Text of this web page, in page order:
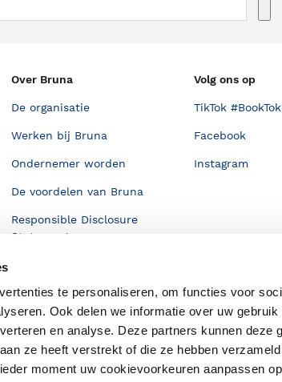
te personaliseren, om functies voor
Ook delen we informatie over uw
en analyse. Deze partners kunnen deze
ze heeft verstrekt of die ze hebben
moment uw cookievoorkeuren aanpassen op
Over Bruna
De organisatie
Werken bij Bruna
Ondernemer worden
De voordelen van Bruna
Responsible Disclosure
Statement
Discriminerende boeken
Volg ons op
TikTok #BookTok
Facebook
Instagram